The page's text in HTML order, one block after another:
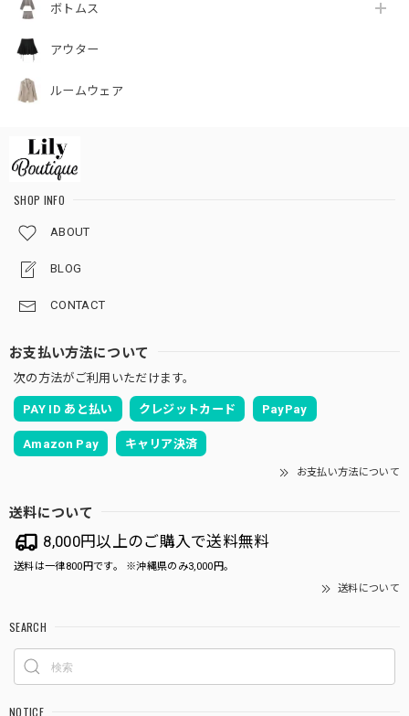
ボトムス
アウター
ルームウェア
SHOP INFO
ABOUT
BLOG
CONTACT
お支払い方法について
次の方法がご利用いただけます。
PAY ID あと払い クレジットカード PayPay
Amazon Pay キャリア決済
お支払い方法について
送料について
8,000円以上のご購入で送料無料
送料は一律800円です。 ※沖縄県のみ3,000円。
送料について
SEARCH
NOTICE